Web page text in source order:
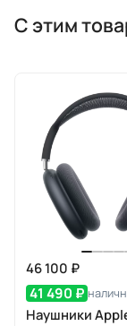
С этим
46 100 ₽
41 490 ₽
Наушники